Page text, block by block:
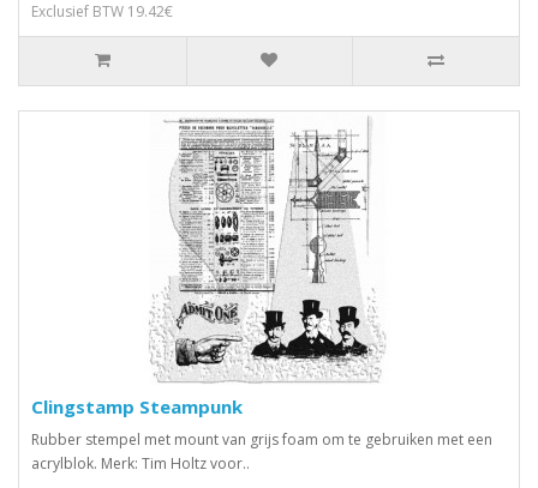
Exclusief BTW 19.42€
Clingstamp Steampunk
Rubber stempel met mount van grijs foam om te gebruiken met een
acrylblok. Merk: Tim Holtz voor..